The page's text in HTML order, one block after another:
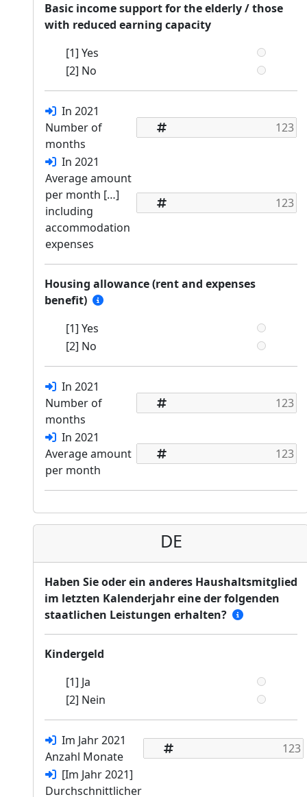
Basic income support for the elderly / those
with reduced earning capacity
[1] Yes
[2] No
In 2021
Number of
months
In 2021
Average amount
per month […]
including
accommodation
expenses
Housing allowance (rent and expenses
benefit)
[1] Yes
[2] No
In 2021
Number of
months
In 2021
Average amount
per month
DE
Haben Sie oder ein anderes Haushaltsmitglied
im letzten Kalenderjahr eine der folgenden
staatlichen Leistungen erhalten?
Kindergeld
[1] Ja
[2] Nein
Im Jahr 2021
Anzahl Monate
[Im Jahr 2021]
Durchschnittlicher